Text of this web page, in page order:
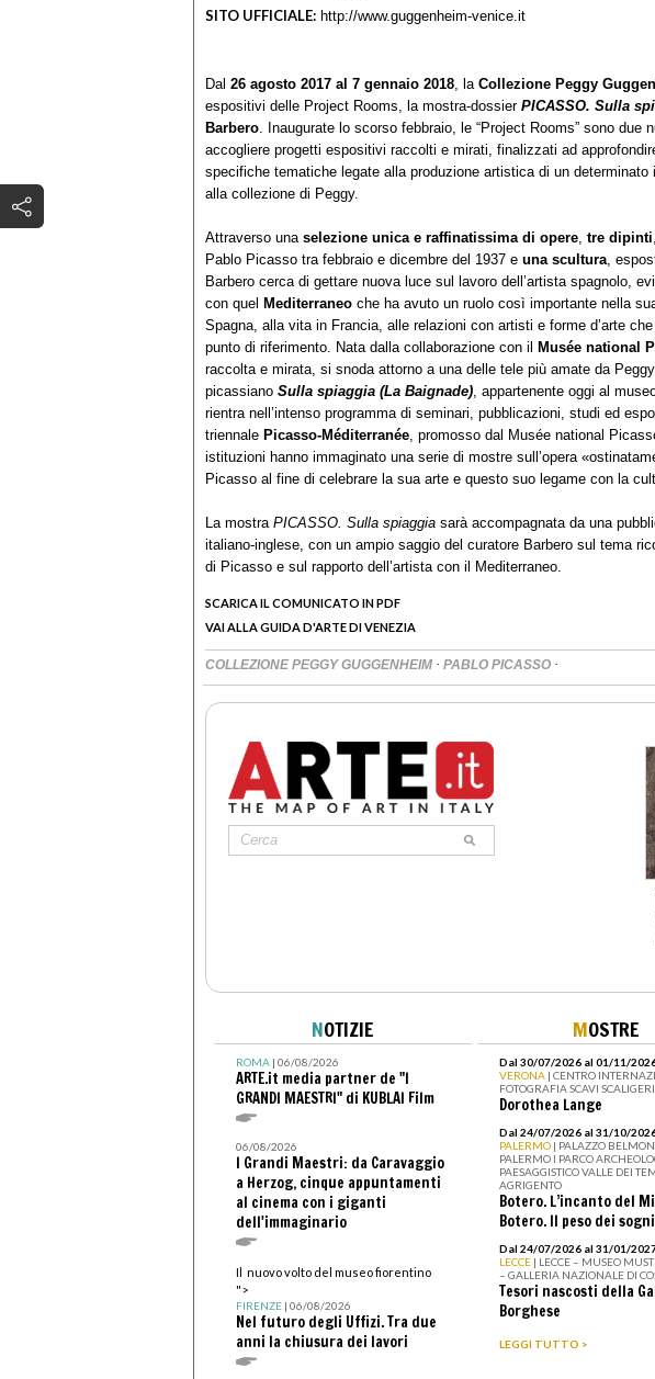
SITO UFFICIALE: http://www.guggenheim-venice.it
Dal 26 agosto 2017 al 7 gennaio 2018 , la Collezione Peggy
espositivi delle Project Rooms, la mostra-dossier PICASSO. Sulla
Barbero . Inaugurate lo scorso febbraio, le “Project Rooms” sono due
accogliere progetti espositivi raccolti e mirati, finalizzati ad
specifiche tematiche legate alla produzione artistica di un
alla collezione di Peggy.
Attraverso una selezione unica e raffinatissima di opere tre dipinti
Pablo Picasso tra febbraio e dicembre del 1937 e una scultura ,
Barbero cerca di gettare nuova luce sul lavoro dell’artista spagnolo,
con quel Mediterraneo che ha avuto un ruolo così importante nella
Spagna, alla vita in Francia, alle relazioni con artisti e forme d’arte
punto di riferimento. Nata dalla collaborazione con il Musée national
raccolta e mirata, si snoda attorno a una delle tele più amate da
picassiano Sulla spiaggia (La Baignade) , appartenente oggi al
rientra nell’intenso programma di seminari, pubblicazioni, studi ed
triennale Picasso-Méditerranée , promosso dal Musée national
istituzioni hanno immaginato una serie di mostre sull’opera
Picasso al fine di celebrare la sua arte e questo suo legame con la
La mostra PICASSO. Sulla spiaggia sarà accompagnata da una
italiano-inglese, con un ampio saggio del curatore Barbero sul tema
di Picasso e sul rapporto dell’artista con il Mediterraneo.
SCARICA IL COMUNICATO IN PDF
VAI ALLA GUIDA D'ARTE DI VENEZIA
COLLEZIONE PEGGY GUGGENHEIM · PABLO PICASSO ·
NOTIZIE
ROMA| 06/08/2026
ARTE.it media partner de "I
GRANDI MAESTRI" di KUBLAI Film
06/08/2026
I Grandi Maestri: da Caravaggio
a Herzog, cinque appuntamenti
al cinema con i giganti
dell'immaginario
Il nuovo volto del museo fiorentino
">
FIRENZE| 06/08/2026
Nel futuro degli Uffizi. Tra due
anni la chiusura dei lavori
MOSTRE
Dal 30/07/2026 al 01/11/
VERONA | CENTRO
FOTOGRAFIA SCAVI SCALIGERI
Dorothea Lange
Dal 24/07/2026 al 31/10/
PALERMO | PALAZZO
PALERMO I PARCO
PAESAGGISTICO VALLE DEI
AGRIGENTO
Botero. L’incanto del
Botero. Il peso dei sogni
Dal 24/07/2026 al 31/01/
LECCE | LECCE – MUSEO
– GALLERIA NAZIONALE DI
Tesori nascosti della
Borghese
LEGGI TUTTO >